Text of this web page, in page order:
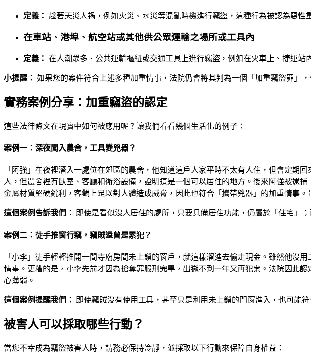
定義： 趁著天災人禍，例如火災、水災等混亂時機進行竊盜，這種行為被認為惡性
在車站、港埠、航空站或其他供公眾運輸之場所或工具內
定義： 在人潮眾多、公共運輸樞紐或交通工具上進行竊盜，例如在火車上、捷運站
小提醒： 如果您的案件符合上述多種加重情事，法院仍會將其判為一個「加重竊盜罪」
實務案例分享：加重竊盜的認定
這些法律條文在現實中如何被應用呢？讓我們看看幾個生活化的例子：
案例一：深夜闖入農舍，工具變兇器？
「阿強」在夜裡潛入一處位在郊區的農舍，他知道這戶人家平時不太有人住，但會定期
人，但農舍裡有臥室、客廳和衛浴設備，證明這是一個可以居住的地方。後來阿強被逮
金屬材質堅硬銳利，客觀上足以對人體造成威脅，因此也符合「攜帶兇器」的加重情事。
這個案例告訴我們： 即使是看似沒人居住的處所，只要具備居住功能，仍屬於「住宅」
案例二：徒手推窗行竊，竊賊還曾是累犯？
「小李」徒手輕輕推開一間寺廟房間未上鎖的窗戶，就這樣溜進去偷走現金。雖然他沒
情事。更糟的是，小李先前才因為搶奪罪服刑完畢，出獄不到一年又再犯案。法院因此
心薄弱。
這個案例提醒我們： 即使竊賊沒有使用工具，甚至只是利用未上鎖的門窗進入，也可能
被害人可以採取哪些行動？
當您不幸成為竊盜被害人時，請務必保持冷靜，並採取以下行動來保障自身權益：